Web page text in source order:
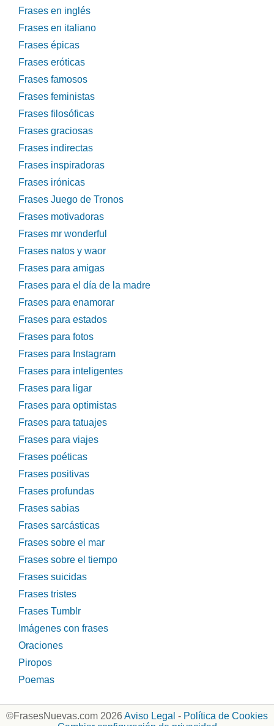
Frases en inglés
Frases en italiano
Frases épicas
Frases eróticas
Frases famosos
Frases feministas
Frases filosóficas
Frases graciosas
Frases indirectas
Frases inspiradoras
Frases irónicas
Frases Juego de Tronos
Frases motivadoras
Frases mr wonderful
Frases natos y waor
Frases para amigas
Frases para el día de la madre
Frases para enamorar
Frases para estados
Frases para fotos
Frases para Instagram
Frases para inteligentes
Frases para ligar
Frases para optimistas
Frases para tatuajes
Frases para viajes
Frases poéticas
Frases positivas
Frases profundas
Frases sabias
Frases sarcásticas
Frases sobre el mar
Frases sobre el tiempo
Frases suicidas
Frases tristes
Frases Tumblr
Imágenes con frases
Oraciones
Piropos
Poemas
©FrasesNuevas.com 2026 Aviso Legal - Política de Cookies